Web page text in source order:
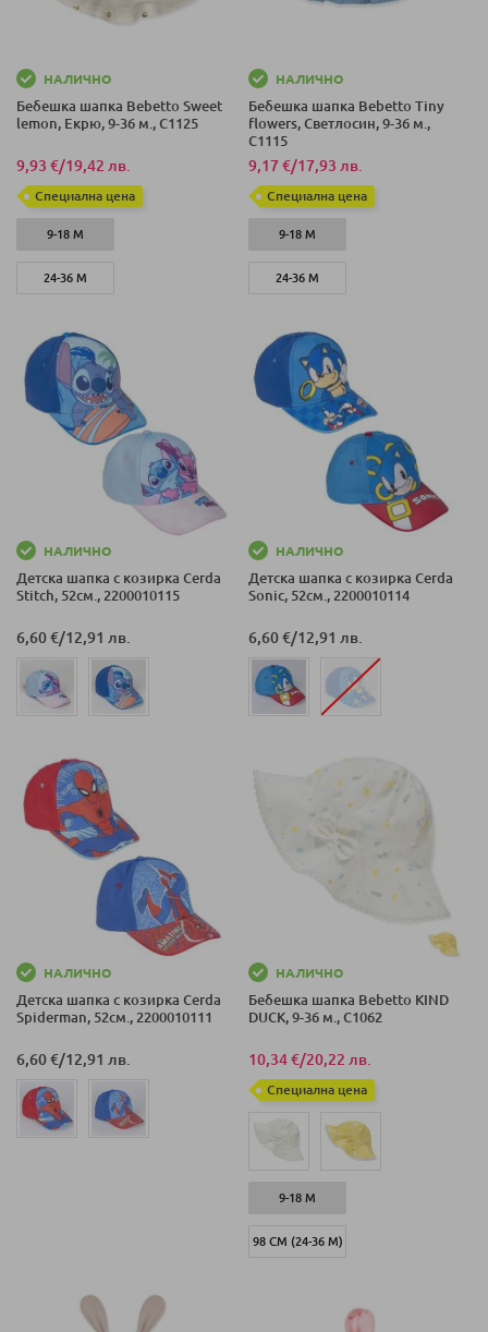
НАЛИЧНО
Бебешка шапка Bebetto Sweet
lemon, Екрю, 9-36 м., C1125
9,93 €/19,42 лв.
Специална цена
9-18 М
24-36 М
НАЛИЧНО
Бебешка шапка Bebetto Tiny
flowers, Светлосин, 9-36 м.,
C1115
9,17 €/17,93 лв.
Специална цена
9-18 М
24-36 М
НАЛИЧНО
Детска шапка с козирка Cerda
Stitch, 52см., 2200010115
6,60 €/12,91 лв.
НАЛИЧНО
Детска шапка с козирка Cerda
Sonic, 52см., 2200010114
6,60 €/12,91 лв.
НАЛИЧНО
Детска шапка с козирка Cerda
Spiderman, 52см., 2200010111
6,60 €/12,91 лв.
НАЛИЧНО
Бебешка шапка Bebetto KIND
DUCK, 9-36 м., C1062
10,34 €/20,22 лв.
Специална цена
9-18 М
98 СМ (24-36 М)